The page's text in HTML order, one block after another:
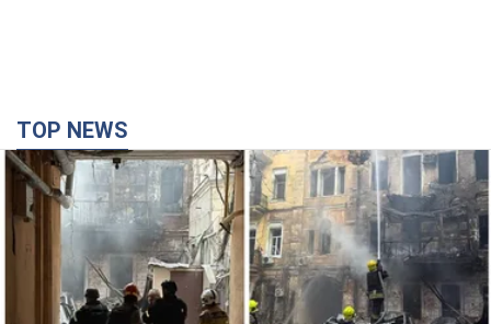
Для терору ворог застосував ракети та дрони
час назад 28,2 т.
Нардепи взяли гроші з бюджету на оренду
елітних квартир у Києві: хто з парламентарів
просив кошти та де поселився